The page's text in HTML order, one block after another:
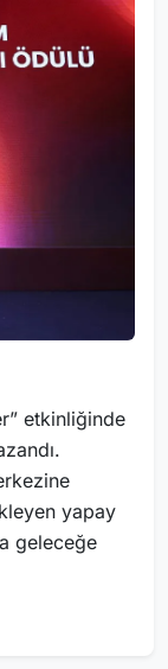
etkinliğinde
yapay
geleceğe